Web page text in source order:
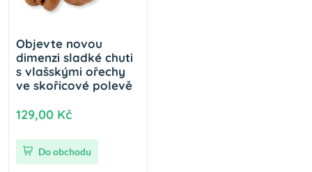
Objevte novou
dimenzi sladké chuti
s vlašskými ořechy
ve skořicové polevě
129,00 Kč
Do obchodu